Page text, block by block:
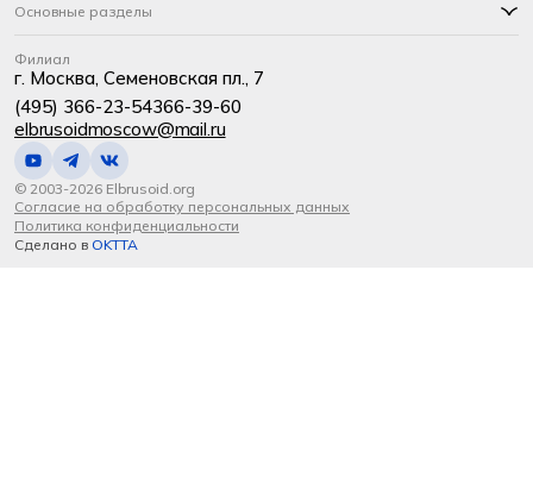
Основные разделы
Филиал
г. Москва, Семеновская пл., 7
(495) 366-23-54366-39-60
elbrusoidmoscow@mail.ru
© 2003-2026 Elbrusoid.org
Согласие на обработку персональных данных
Политика конфиденциальности
Сделано в OKTTA